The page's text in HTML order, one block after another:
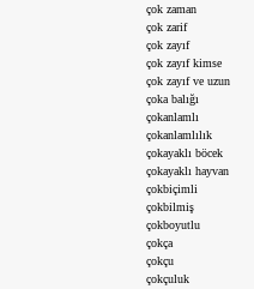
çok zaman
çok zarif
çok zayıf
çok zayıf kimse
çok zayıf ve uzun
çoka balığı
çokanlamlı
çokanlamlılık
çokayaklı böcek
çokayaklı hayvan
çokbiçimli
çokbilmiş
çokboyutlu
çokça
çokçu
çokçuluk